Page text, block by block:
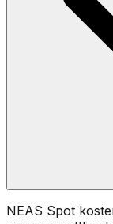
NEAS Spot